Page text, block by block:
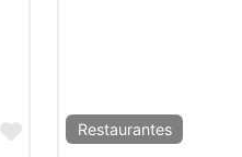
FavoritoRestaurantes